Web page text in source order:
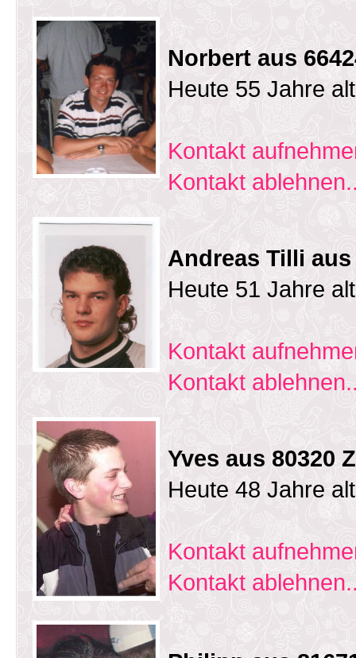
Norbert aus
Heute 55 Jahre
Kontakt
Kontakt
Andreas Tilli
Heute 51 Jahre
Kontakt
Kontakt
Yves aus 80320
Heute 48 Jahre
Kontakt
Kontakt